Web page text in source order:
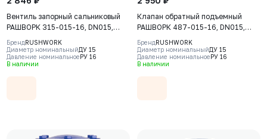
Вентиль запорный сальниковый
РАШВОРК 315-015-16, DN015,
PN16, корпус - GJL-250 (GG25),
клапан - AISI420, уплотнение -
AISI420, Ф/Ф, штурвал
БрендRUSHWORK
Диаметр номинальныйДУ 15
Давление номинальноеРУ 16
В наличии
Клапан обратный подъемный
РАШВОРК 487-015-16, DN015,
PN16, корпус - GJL-250 (GG25),
диск - угл. сталь AISI420, седло -
угл. сталь AISI420, Ф/Ф
БрендRUSHWORK
Диаметр номинальныйДУ 15
Давление номинальноеРУ 16
В наличии